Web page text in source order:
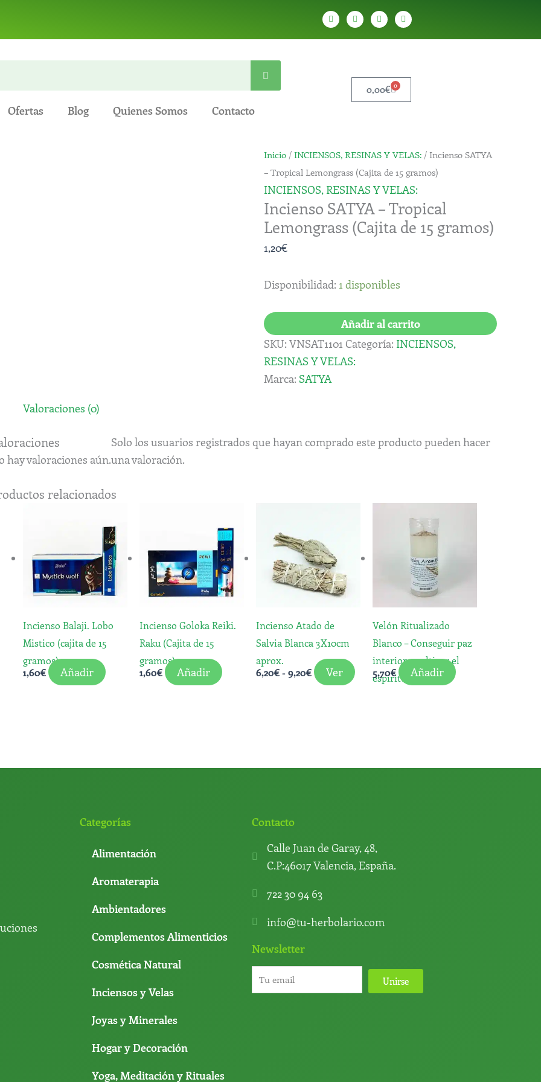
W
h
a
t
T
e
l
e
Y
o
u
t
T
i
k
t
Ofertas Blog Quienes Somos Contacto
0,00€ 0
Carrito
Inicio /INCIENSOS, RESINAS Y VELAS: / Incienso SATYA
– Tropical Lemongrass (Cajita de 15 gramos)
INCIENSOS, RESINAS Y VELAS:
Incienso SATYA – Tropical
Lemongrass (Cajita de 15 gramos)
1,20€
Disponibilidad: 1 disponibles
Incienso
SATYA
-
Tropical
Lemongrass
(Cajita
gramos)
cantidad
Añadir al carrito
SKU:VNSAT1101 Categoría: INCIENSOS,
RESINAS Y VELAS:
Marca:SATYA
Valoraciones (0)
hay valoraciones aún.
Solo los usuarios registrados que hayan comprado este producto pueden hacer
una valoración.
relacionados
Incienso Balaji. Lobo
Mistico (cajita de 15
gramos)
1,60€ Añadir
Incienso Goloka Reiki.
Raku (Cajita de 15
gramos)
1,60€ Añadir
Incienso Atado de
Salvia Blanca 3X10cm
aprox.
6,20€-9,20€
desde
6,20€
hasta
9,20€
Ver
múltiples
pueden
elegir
Velón Ritualizado
Blanco – Conseguir paz
interior y cultivar el
espíritu
5,70€ Añadir
Categorías
Alimentación
Aromaterapia
Ambientadores
Complementos Alimenticios
Cosmética Natural
Inciensos y Velas
Joyas y Minerales
Hogar y Decoración
Yoga, Meditación y Rituales
Contacto
Calle Juan de Garay, 48,
C.P:46017 Valencia, España.
722 30 94 63
info@tu-herbolario.com
Newsletter
Unirse